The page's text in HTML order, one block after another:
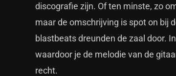
discografie zijn. Of ten minste, zo
maar de omschrijving is spot on bij
blastbeats dreunden de zaal door.
waardoor je de melodie van de
recht.